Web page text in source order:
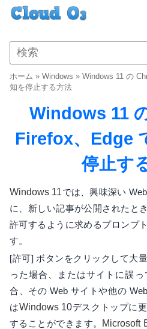
ホーム » Windows » Windows 11 の
知を停止する方法
Windows 11
Firefox、Edge
停止す
Windows 11では、興味深い
に、新しい記事が公開されたと
許可するように求めるプロンプ
す。
[許可] ボタンをクリックして大
った場合、またはサイトに誤
合、その Web サイトや他の
はWindows 10デスクトップに
することができます。 Microsoft